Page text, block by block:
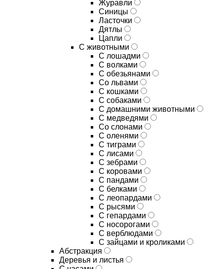
Журавли
Синицы
Ласточки
Дятлы
Цапли
С животными
С лошадми
С волками
С обезьянами
Со львами
С кошками
С собаками
С домашними животными
С медведями
Со слонами
С оленями
С тиграми
С лисами
С зебрами
С коровами
С пандами
С белками
С леопардами
С рысями
С гепардами
С носорогами
С верблюдами
С зайцами и кроликами
Абстракция
Деревья и листья